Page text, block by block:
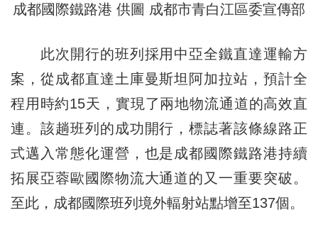
成都國際鐵路港 供圖 成都市青白江區委宣傳部
此次開行的班列採用中亞全鐵直達運輸方
案，從成都直達土庫曼斯坦阿加拉站，預計全
程用時約15天，實現了兩地物流通道的高效直
連。該趟班列的成功開行，標誌著該條線路正
式邁入常態化運營，也是成都國際鐵路港持續
拓展亞蓉歐國際物流大通道的又一重要突破。
至此，成都國際班列境外輻射站點增至137個。